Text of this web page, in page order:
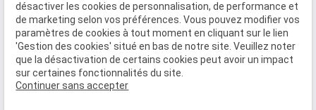
10, chemin de Cassel
59470 BOLLEZEELE
Horaires
09:00 - 17:00
Lundi - Samedi
désactiver les cookies de personnalisation, de performance et
de marketing selon vos préférences. Vous pouvez modifier vos
paramètres de cookies à tout moment en cliquant sur le lien
'Gestion des cookies' situé en bas de notre site. Veuillez noter
que la désactivation de certains cookies peut avoir un impact
sur certaines fonctionnalités du site.
Continuer sans accepter